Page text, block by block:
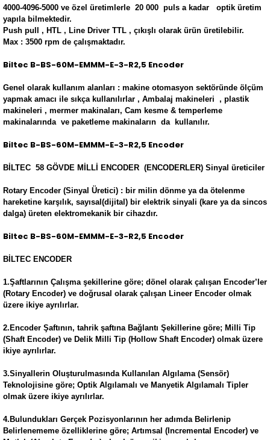
4000-4096-5000 ve özel üretimlerle 20 000 puls a kadar optik üretim
yapıla bilmektedir.
Push pull , HTL , Line Driver TTL , çıkışlı olarak ürün üretilebilir.
Max : 3500 rpm de çalışmaktadır.
Biltec B-BS-60M-EMMM-E-3-R2,5 Encoder
Genel olarak kullanım alanları : makine otomasyon sektöründe ölçüm
yapmak amacı ile sıkça kullanılırlar , Ambalaj makineleri , plastik
makineleri , mermer makinaları, Cam kesme & temperleme
makinalarında ve paketleme makinaların da kullanılır.
Biltec B-BS-60M-EMMM-E-3-R2,5 Encoder
BİLTEC 58 GÖVDE MİLLİ ENCODER (ENCODERLER) Sinyal üreticiler
Rotary Encoder (Sinyal Üretici) : bir milin dönme ya da ötelenme
hareketine karşılık, sayısal(dijital) bir elektrik sinyali (kare ya da sincos
dalga) üreten elektromekanik bir cihazdır.
Biltec B-BS-60M-EMMM-E-3-R2,5 Encoder
BİLTEC ENCODER
1.Şaftlarının Çalışma şekillerine göre; dönel olarak çalışan Encoder’ler
(Rotary Encoder) ve doğrusal olarak çalışan Lineer Encoder olmak
üzere ikiye ayrılırlar.
2.Encoder Şaftının, tahrik şaftına Bağlantı Şekillerine göre; Milli Tip
(Shaft Encoder) ve Delik Milli Tip (Hollow Shaft Encoder) olmak üzere
ikiye ayrılırlar.
3.Sinyallerin Oluşturulmasında Kullanılan Algılama (Sensör)
Teknolojisine göre; Optik Algılamalı ve Manyetik Algılamalı Tipler
olmak üzere ikiye ayrılırlar.
4.Bulundukları Gerçek Pozisyonlarının her adımda Belirlenip
Belirlenememe özelliklerine göre; Artımsal (Incremental Encoder) ve